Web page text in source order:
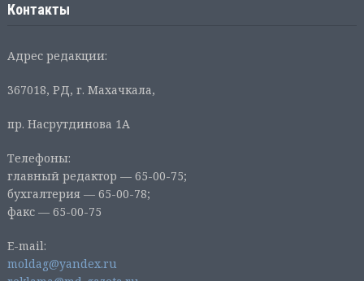
Контакты
Адрес редакции:
367018, РД, г. Махачкала,
пр. Насрутдинова 1А
Телефоны:
главный редактор — 65-00-75;
бухгалтерия — 65-00-78;
факс — 65-00-75
E-mail:
moldag@yandex.ru